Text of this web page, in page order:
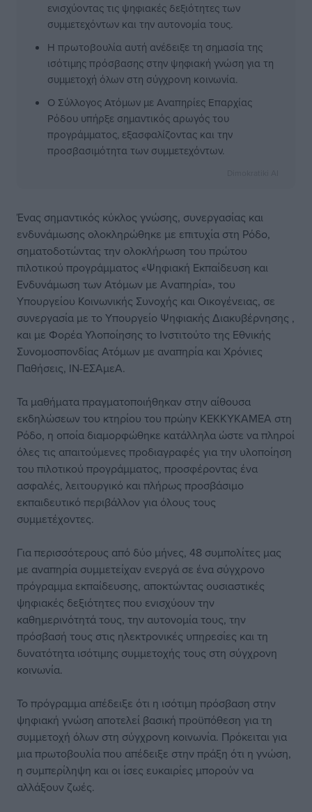
ενισχύοντας τις ψηφιακές δεξιότητες των
συμμετεχόντων και την αυτονομία τους.
Η πρωτοβουλία αυτή ανέδειξε τη σημασία της
ισότιμης πρόσβασης στην ψηφιακή γνώση για τη
συμμετοχή όλων στη σύγχρονη κοινωνία.
Ο Σύλλογος Ατόμων με Αναπηρίες Επαρχίας
Ρόδου υπήρξε σημαντικός αρωγός του
προγράμματος, εξασφαλίζοντας και την
προσβασιμότητα των συμμετεχόντων.
Ένας σημαντικός κύκλος γνώσης, συνεργασίας και
ενδυνάμωσης ολοκληρώθηκε με επιτυχία στη Ρόδο,
σηματοδοτώντας την ολοκλήρωση του πρώτου
πιλοτικού προγράμματος «Ψηφιακή Εκπαίδευση και
Ενδυνάμωση των Ατόμων με Αναπηρία», του
Υπουργείου Κοινωνικής Συνοχής και Οικογένειας, σε
συνεργασία με το Υπουργείο Ψηφιακής Διακυβέρνησης ,
και με Φορέα Υλοποίησης το Ινστιτούτο της Εθνικής
Συνομοσπονδίας Ατόμων με αναπηρία και Χρόνιες
Παθήσεις, ΙΝ-ΕΣΑμεΑ.
Τα μαθήματα πραγματοποιήθηκαν στην αίθουσα
εκδηλώσεων του κτηρίου του πρώην ΚΕΚΚΥΚΑΜΕΑ στη
Ρόδο, η οποία διαμορφώθηκε κατάλληλα ώστε να πληροί
όλες τις απαιτούμενες προδιαγραφές για την υλοποίηση
του πιλοτικού προγράμματος, προσφέροντας ένα
ασφαλές, λειτουργικό και πλήρως προσβάσιμο
εκπαιδευτικό περιβάλλον για όλους τους
συμμετέχοντες.
Για περισσότερους από δύο μήνες, 48 συμπολίτες μας
με αναπηρία συμμετείχαν ενεργά σε ένα σύγχρονο
πρόγραμμα εκπαίδευσης, αποκτώντας ουσιαστικές
ψηφιακές δεξιότητες που ενισχύουν την
καθημερινότητά τους, την αυτονομία τους, την
πρόσβασή τους στις ηλεκτρονικές υπηρεσίες και τη
δυνατότητα ισότιμης συμμετοχής τους στη σύγχρονη
κοινωνία.
Το πρόγραμμα απέδειξε ότι η ισότιμη πρόσβαση στην
ψηφιακή γνώση αποτελεί βασική προϋπόθεση για τη
συμμετοχή όλων στη σύγχρονη κοινωνία. Πρόκειται για
μια πρωτοβουλία που απέδειξε στην πράξη ότι η γνώση,
η συμπερίληψη και οι ίσες ευκαιρίες μπορούν να
αλλάξουν ζωές.